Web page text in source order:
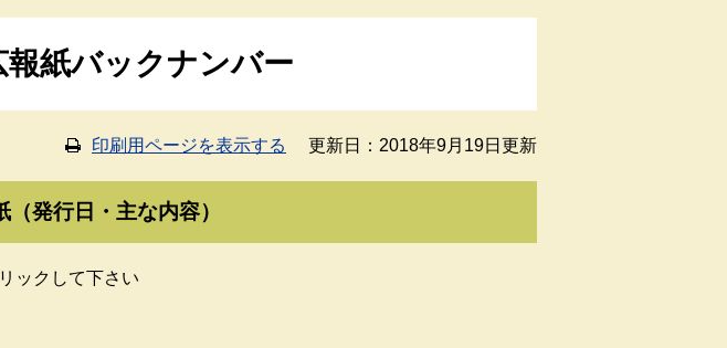
報紙バックナンバー
印刷用ページを表示する 更新日：2018年9月19日更新
発行日・主な内容）
ックして下さい